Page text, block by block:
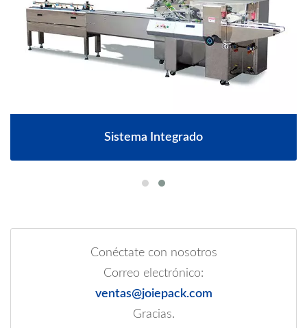
Sistema Integrado
Conéctate con nosotros
Correo electrónico:
ventas@joiepack.com
Gracias.